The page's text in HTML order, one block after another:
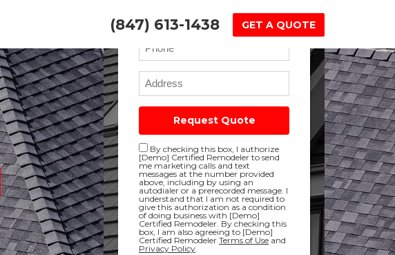
(847) 613-1438 GET A QUOTE
Full Address
Request Quote
Disclaimer checkbox
By checking this box, I authorize
[Demo] Certified Remodeler to send
me marketing calls and text
messages at the number provided
above, including by using an
autodialer or a prerecorded message. I
understand that I am not required to
give this authorization as a condition
of doing business with [Demo]
Certified Remodeler. By checking this
box, I am also agreeing to [Demo]
Certified Remodeler Terms of Use and
Privacy Policy.